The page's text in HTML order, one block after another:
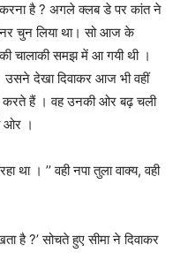
है? अगले क्लब डे पर कांत ने
चुन लिया था। सो आज के
चालाकी समझ में आ गयी थी ।
उसने देखा दिवाकर आज भी वहीं
करते हैं । वह उनकी ओर बढ़ चली
ओर ।
था । ’’वही नपा तुला वाक्य,वही
है?’सोचते हुए सीमा ने दिवाकर